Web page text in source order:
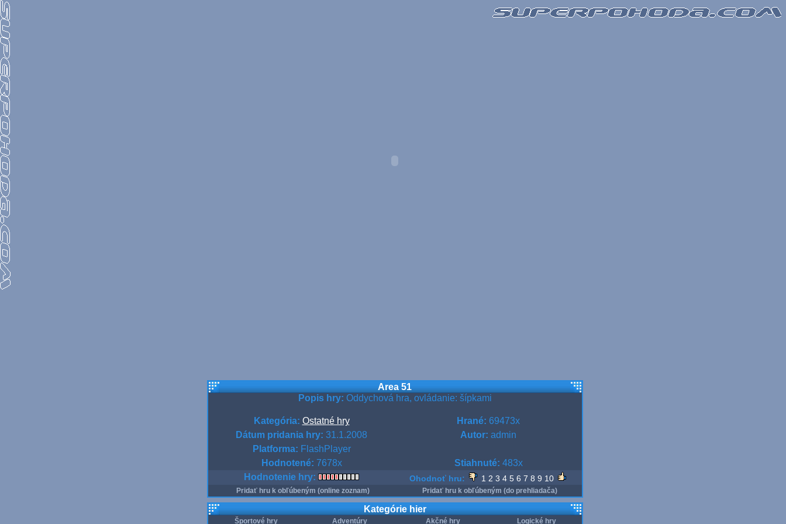
Area 51
Popis hry: Oddychová hra, ovládanie: šípkami
Kategória: Ostatné hry Hrané: 69473x
Dátum pridania hry: 31.1.2008 Autor: admin
Platforma: FlashPlayer
Hodnotené: 7678x Stiahnuté: 483x
Hodnotenie hry:
Ohodnoť hru: 1 2 3 4 5 6 7 8 9 10
Pridať hru k obľúbeným (online zoznam) Pridať hru k obľúbeným (do prehliadača)
Kategórie hier
Športové hry Adventúry Akčné hry Logické hry